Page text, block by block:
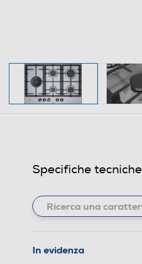
Specifiche tecniche
In evidenza